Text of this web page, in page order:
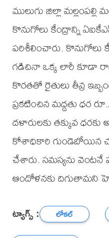
ములుగు జిల్లా
కొనుగోలు కేంద్రాన్ని
పరిశీలించారు. కొనుగోలు
గడిచినా ఒక్క లారీ కూడా
కొరతతో రైతులు తీవ్ర
ప్రకటించిన మద్దతు ధర
దళారులకు తక్కువ ధరకు
కోశాధికారి గుండెబోయిన
చేశారు. సమస్యను వెంటనే
ఆందోళనకు దిగుతామని
ట్యాగ్స్ : లోకల్